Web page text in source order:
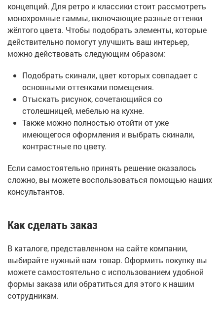
концепций. Для ретро и классики стоит рассмотреть
монохромные гаммы, включающие разные оттенки
жёлтого цвета. Чтобы подобрать элементы, которые
действительно помогут улучшить ваш интерьер,
можно действовать следующим образом:
Подобрать скинали, цвет которых совпадает с
основными оттенками помещения.
Отыскать рисунок, сочетающийся со
столешницей, мебелью на кухне.
Также можно полностью отойти от уже
имеющегося оформления и выбрать скинали,
контрастные по цвету.
Если самостоятельно принять решение оказалось
сложно, вы можете воспользоваться помощью наших
консультантов.
Как сделать заказ
В каталоге, представленном на сайте компании,
выбирайте нужный вам товар. Оформить покупку вы
можете самостоятельно с использованием удобной
формы заказа или обратиться для этого к нашим
сотрудникам.